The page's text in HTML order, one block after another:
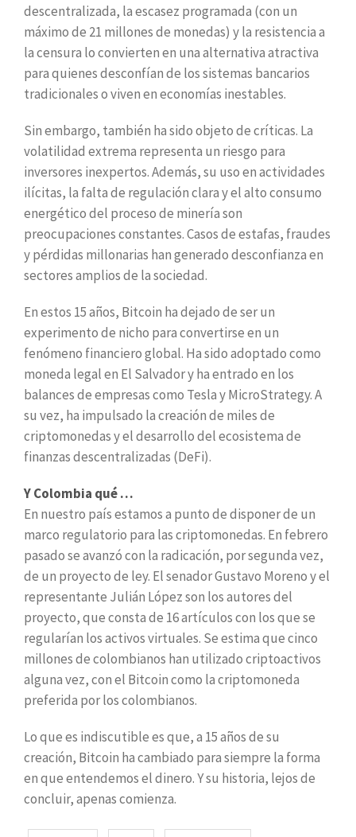
descentralizada, la escasez programada (con un
máximo de 21 millones de monedas) y la resistencia a
la censura lo convierten en una alternativa atractiva
para quienes desconfían de los sistemas bancarios
tradicionales o viven en economías inestables.
Sin embargo, también ha sido objeto de críticas. La
volatilidad extrema representa un riesgo para
inversores inexpertos. Además, su uso en actividades
ilícitas, la falta de regulación clara y el alto consumo
energético del proceso de minería son
preocupaciones constantes. Casos de estafas, fraudes
y pérdidas millonarias han generado desconfianza en
sectores amplios de la sociedad.
En estos 15 años, Bitcoin ha dejado de ser un
experimento de nicho para convertirse en un
fenómeno financiero global. Ha sido adoptado como
moneda legal en El Salvador y ha entrado en los
balances de empresas como Tesla y MicroStrategy. A
su vez, ha impulsado la creación de miles de
criptomonedas y el desarrollo del ecosistema de
finanzas descentralizadas (DeFi).
Y Colombia qué …
En nuestro país estamos a punto de disponer de un
marco regulatorio para las criptomonedas. En febrero
pasado se avanzó con la radicación, por segunda vez,
de un proyecto de ley. El senador Gustavo Moreno y el
representante Julián López son los autores del
proyecto, que consta de 16 artículos con los que se
regularían los activos virtuales. Se estima que cinco
millones de colombianos han utilizado criptoactivos
alguna vez, con el Bitcoin como la criptomoneda
preferida por los colombianos.
Lo que es indiscutible es que, a 15 años de su
creación, Bitcoin ha cambiado para siempre la forma
en que entendemos el dinero. Y su historia, lejos de
concluir, apenas comienza.